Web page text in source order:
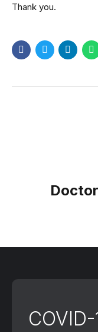
Thank you.
COVID-